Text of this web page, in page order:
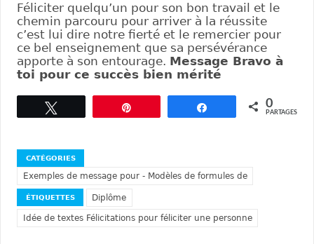
Féliciter quelqu’un pour son bon travail et le
chemin parcouru pour arriver à la réussite
c’est lui dire notre fierté et le remercier pour
ce bel enseignement que sa persévérance
apporte à son entourage. Message Bravo à
toi pour ce succès bien mérité
Partagez 0
PARTAGES
CATÉGORIES
Exemples de message pour - Modèles de formules de
ÉTIQUETTES Diplôme
Idée de textes Félicitations pour féliciter une personne